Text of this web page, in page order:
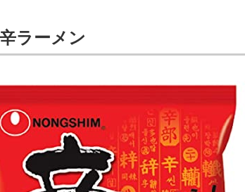
なるネットの話題
ラーメン